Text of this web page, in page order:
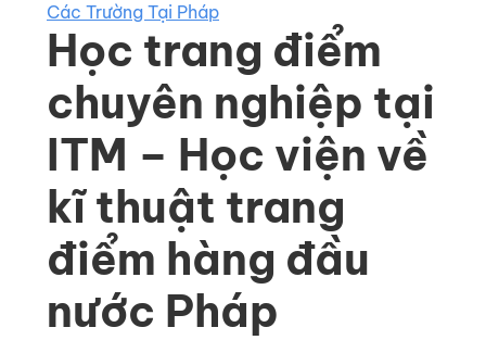
Các Trường Tại Pháp
Học trang điểm
chuyên nghiệp tại
ITM – Học viện về
kĩ thuật trang
điểm hàng đầu
nước Pháp